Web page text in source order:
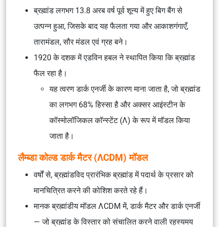
ब्रह्मांड लगभग 13.8 अरब वर्ष पूर्व शून्य में हुए बिग बैंग से
उत्पन्न हुआ, जिसके बाद यह फैलता गया और आकाशगंगाएँ,
तारामंडल, सौर मंडल एवं ग्रह बने।
1920 के दशक में एडविन हबल ने स्थापित किया कि ब्रह्मांड
फैल रहा है।
यह त्वरण डार्क एनर्जी के कारण माना जाता है, जो ब्रह्मांड
का लगभग 68% हिस्सा है और अक्सर आइंस्टीन के
कॉस्मोलॉजिकल कॉन्स्टेंट (Λ) के रूप में मॉडल किया
जाता है।
लैम्ब्डा कोल्ड डार्क मैटर (ΛCDM) मॉडल
वर्षों से, ब्रह्मांडविद प्रारंभिक ब्रह्मांड में पदार्थ के प्रसार को
मानचित्रित करने की कोशिश करते रहे हैं।
मानक ब्रह्मांडीय मॉडल ΛCDM में, डार्क मैटर और डार्क एनर्जी
— जो ब्रह्मांड के विस्तार को संचालित करने वाली रहस्यमय